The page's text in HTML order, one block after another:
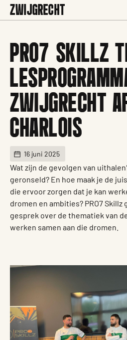
ZWIJGRECHT
PRO7 SKILLZ
ZWIJGRECHT
CHARLOIS
16 juni 2025
Wat zijn de gevolgen van
geronseld? En hoe maak je de
die ervoor zorgen dat je kan
dromen en ambities? PRO7
gesprek over de thematiek van
werken samen aan die dromen.